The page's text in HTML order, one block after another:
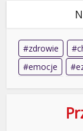
zdrowie
emocje